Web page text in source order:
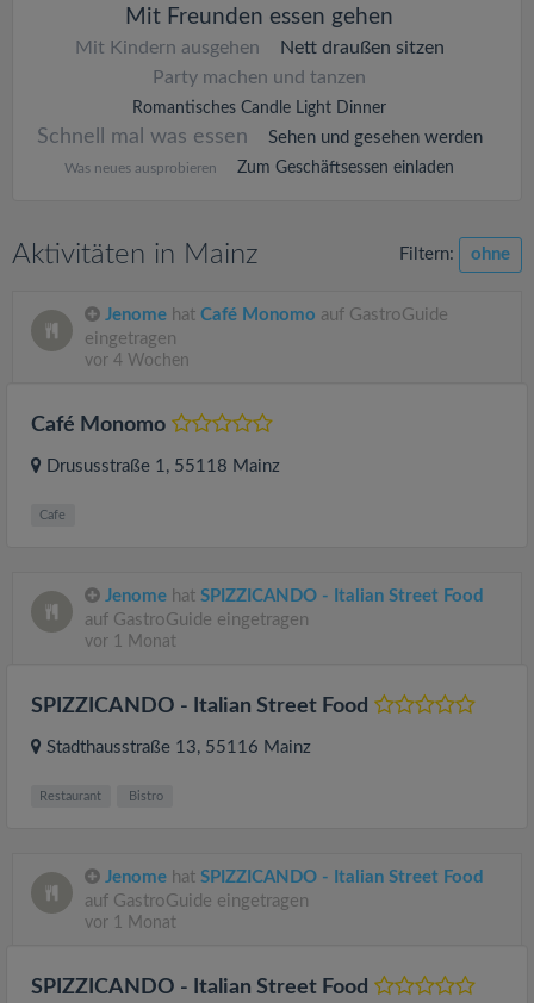
Mit Freunden essen gehen
Mit Kindern ausgehen
Nett draußen sitzen
Party machen und tanzen
Romantisches Candle Light Dinner
Schnell mal was essen Sehen und gesehen werden
Was neues ausprobieren Zum Geschäftsessen einladen
Aktivitäten in Mainz Filtern: ohne
Jenome hat Café Monomo auf GastroGuide
eingetragen
vor 4 Wochen
Café Monomo
Drususstraße 1, 55118 Mainz
Cafe
Jenome hat SPIZZICANDO - Italian Street Food
auf GastroGuide eingetragen
vor 1 Monat
SPIZZICANDO - Italian Street Food
Stadthausstraße 13, 55116 Mainz
Restaurant Bistro
Jenome hat SPIZZICANDO - Italian Street Food
auf GastroGuide eingetragen
vor 1 Monat
SPIZZICANDO - Italian Street Food